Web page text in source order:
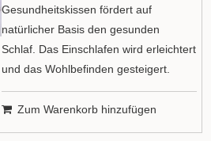
Gesundheitskissen fördert auf
natürlicher Basis den gesunden
Schlaf. Das Einschlafen wird erleichtert
und das Wohlbefinden gesteigert.
Zum Warenkorb hinzufügen